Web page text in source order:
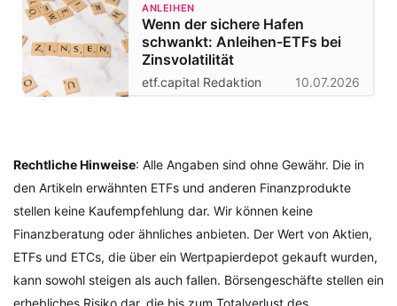
ANLEIHEN
Wenn der sichere Hafen
schwankt: Anleihen-ETFs bei
Zinsvolatilität
etf.capital Redaktion 10.07.2026
Rechtliche Hinweise: Alle Angaben sind ohne Gewähr. Die in
den Artikeln erwähnten ETFs und anderen Finanzprodukte
stellen keine Kaufempfehlung dar. Wir können keine
Finanzberatung oder ähnliches anbieten. Der Wert von Aktien,
ETFs und ETCs, die über ein Wertpapierdepot gekauft wurden,
kann sowohl steigen als auch fallen. Börsengeschäfte stellen ein
erhebliches Risiko dar, die bis zum Totalverlust des